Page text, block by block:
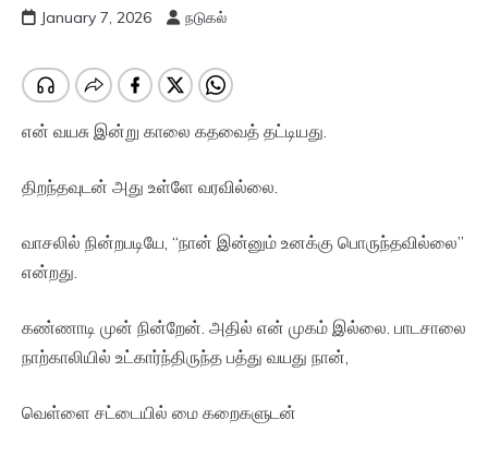
January 7, 2026 நடுகல்
என் வயசு இன்று காலை கதவைத் தட்டியது.
திறந்தவுடன் அது உள்ளே வரவில்லை.
வாசலில் நின்றபடியே, “நான் இன்னும் உனக்கு பொருந்தவில்லை”
என்றது.
கண்ணாடி முன் நின்றேன். அதில் என் முகம் இல்லை. பாடசாலை
நாற்காலியில் உட்கார்ந்திருந்த பத்து வயது நான்,
வெள்ளை சட்டையில் மை கறைகளுடன்